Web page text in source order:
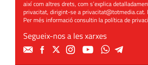
així com altres drets, com s’explica
privacitat, dirigint-se aprivacitat@totmedia.cat.
Per més informació consultin lapolítica de
Segueix-nos a les xarxes